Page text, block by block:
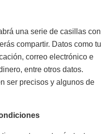
una serie de casillas con
compartir. Datos como tu
correo electrónico e
entre otros datos.
ser precisos y algunos de